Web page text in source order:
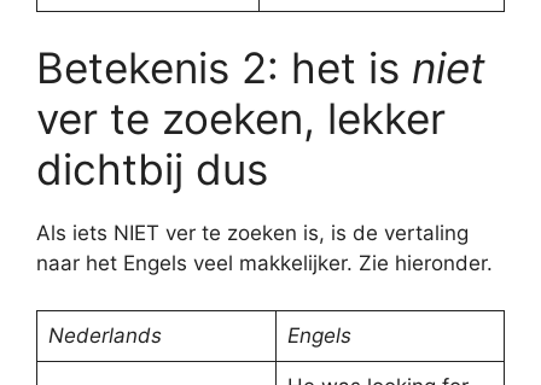
Betekenis 2: het is niet
ver te zoeken, lekker
dichtbij dus
Als iets NIET ver te zoeken is, is de vertaling
naar het Engels veel makkelijker. Zie hieronder.
Nederlands Engels